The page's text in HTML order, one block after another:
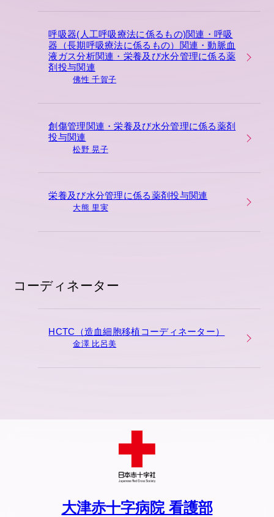
呼吸器(人工呼吸療法に係るもの)関連・呼吸
器（長期呼吸療法に係るもの）関連・動脈血
液ガス分析関連・栄養及び水分管理に係る薬
剤投与関連
佛性 千賀子
創傷管理関連・栄養及び水分管理に係る薬剤
投与関連
松野 晃子
栄養及び水分管理に係る薬剤投与関連
大熊 里実
コーディネーター
HCTC（造血細胞移植コーディネーター）
金澤 比呂美
大津赤十字病院 看護部